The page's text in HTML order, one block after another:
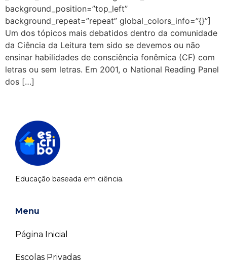
background_position=”top_left”
background_repeat=”repeat” global_colors_info=”{}”]
Um dos tópicos mais debatidos dentro da comunidade
da Ciência da Leitura tem sido se devemos ou não
ensinar habilidades de consciência fonêmica (CF) com
letras ou sem letras. Em 2001, o National Reading Panel
dos […]
Educação baseada em ciência.
Menu
Página Inicial
Escolas Privadas